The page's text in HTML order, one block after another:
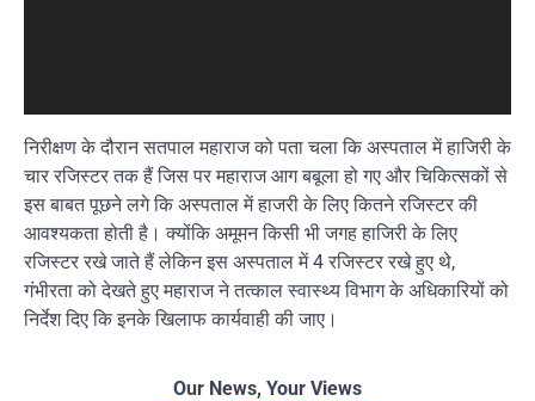
निरीक्षण के दौरान सतपाल महाराज को पता चला कि अस्पताल में हाजिरी के
चार रजिस्टर तक हैं जिस पर महाराज आग बबूला हो गए और चिकित्सकों से
इस बाबत पूछने लगे कि अस्पताल में हाजरी के लिए कितने रजिस्टर की
आवश्यकता होती है। क्योंकि अमूमन किसी भी जगह हाजिरी के लिए
रजिस्टर रखे जाते हैं लेकिन इस अस्पताल में 4 रजिस्टर रखे हुए थे,
गंभीरता को देखते हुए महाराज ने तत्काल स्वास्थ्य विभाग के अधिकारियों को
निर्देश दिए कि इनके खिलाफ कार्यवाही की जाए।
Our News, Your Views